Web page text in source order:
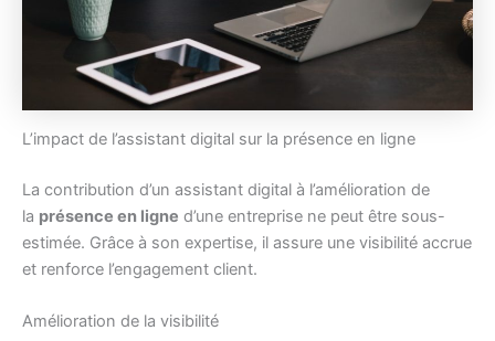
L’impact de l’assistant digital sur la présence en ligne
La contribution d’un assistant digital à l’amélioration de
la présence en ligne d’une entreprise ne peut être sous-
estimée. Grâce à son expertise, il assure une visibilité accrue
et renforce l’engagement client.
Amélioration de la visibilité